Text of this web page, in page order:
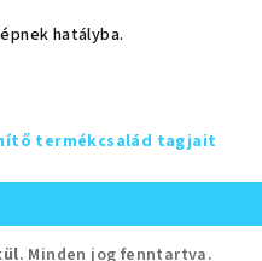
hatályba.
termékcsalád tagjait
. Minden jog fenntartva.